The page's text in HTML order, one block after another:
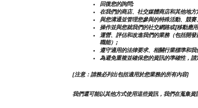
回復您的詢問;
在我們的商店、社交媒體商店和其他地
與您溝通並管理您參與的特殊活動、競
操作並與您就我們的社交網路或[移動應
運營、評估和改進我們的業務（包括開
職能）;
遵守適用的法律要求、相關行業標準和我
為避免重複並確保您的資訊的準確性，
[注意：請務必列出包括適用於您業務的所有內容]
我們還可能以其他方式使用這些資訊，我們在蒐集資